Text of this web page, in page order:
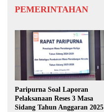
PEMERINTAHAN
Paripurna Soal Laporan
Pelaksanaan Reses 3 Masa
Sidang Tahun Anggaran 2025